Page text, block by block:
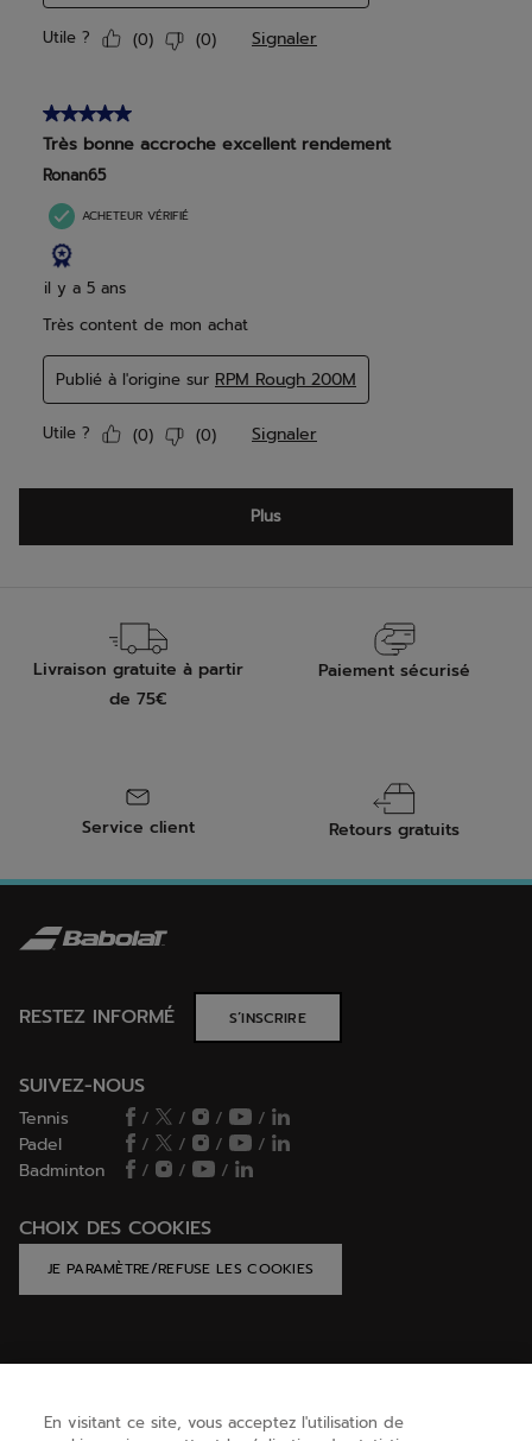
Livraison gratuite à partir
de 75€
Paiement sécurisé
Service client Retours gratuits
RESTEZ INFORMÉ S’INSCRIRE
SUIVEZ-NOUS
Tennis / / /
/
Padel
/ / /
/
Badminton
/ / /
CHOIX DES COOKIES
JE PARAMÈTRE/REFUSE LES COOKIES
En visitant ce site, vous acceptez l'utilisation de